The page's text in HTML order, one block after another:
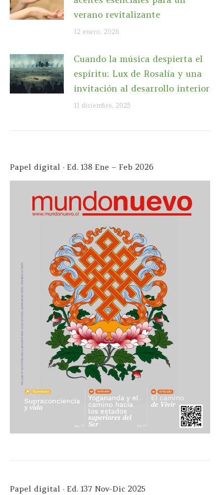
verano revitalizante
12 enero, 2026
Cuando la música despierta el
espíritu: Lux de Rosalía y una
invitación al desarrollo interior
11 diciembre, 2025
Papel digital · Ed. 138 Ene – Feb 2026
Papel digital · Ed. 137 Nov-Dic 2025